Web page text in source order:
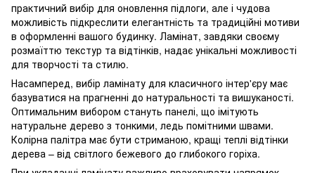
практичний вибір для оновлення підлоги, але і чудова
можливість підкреслити елегантність та традиційні мотиви
в оформленні вашого будинку. Ламінат, завдяки своєму
розмаїттю текстур та відтінків, надає унікальні можливості
для творчості та стилю.
Насамперед, вибір ламінату для класичного інтер'єру має
базуватися на прагненні до натуральності та вишуканості.
Оптимальним вибором стануть панелі, що імітують
натуральне дерево з тонкими, ледь помітними швами.
Колірна палітра має бути стриманою, кращі теплі відтінки
дерева – від світлого бежевого до глибокого горіха.